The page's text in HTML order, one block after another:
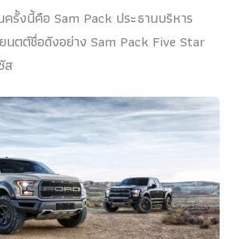
รั้งนี้คือ Sam Pack ประธานบริหาร
นตต์ชื่อดังอย่าง Sam Pack Five Star
ส